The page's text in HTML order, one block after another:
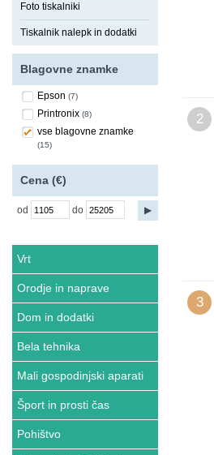
Foto tiskalniki
Tiskalnik nalepk in dodatki
Blagovne znamke
Epson (7)
Printronix (8)
vse blagovne znamke
(15)
Cena (€)
od do
Vrt
Orodje in naprave
Dom in dodatki
Bela tehnika
Mali gospodinjski aparati
Šport in prosti čas
Pohištvo
2
3